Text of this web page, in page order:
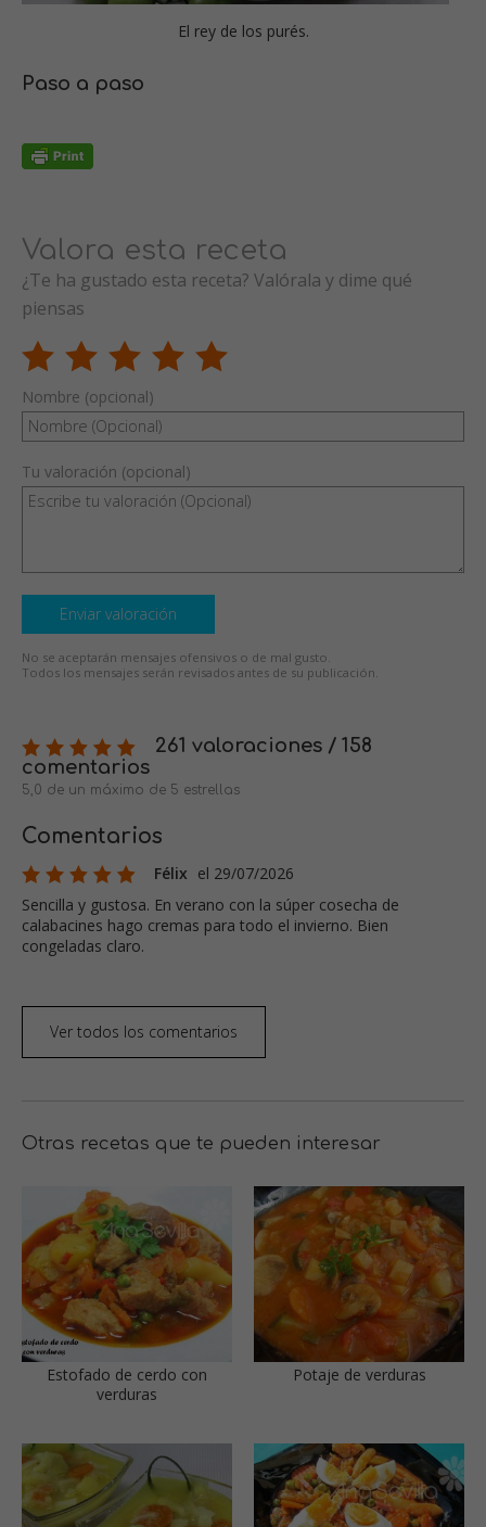
El rey de los purés.
Paso a paso
Valora esta receta
¿Te ha gustado esta receta? Valórala y dime qué
piensas
Nombre (opcional)
Tu valoración (opcional)
Enviar valoración
No se aceptarán mensajes ofensivos o de mal gusto.
Todos los mensajes serán revisados antes de su publicación.
261 valoraciones / 158
comentarios
5,0 de un máximo de 5 estrellas
Comentarios
Félix el 29/07/2026
Sencilla y gustosa. En verano con la súper cosecha de
calabacines hago cremas para todo el invierno. Bien
congeladas claro.
Ver todos los comentarios
Otras recetas que te pueden interesar
Estofado de cerdo con
verduras
Potaje de verduras